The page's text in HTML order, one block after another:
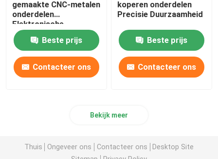
gemaakte CNC-metalen
onderdelen
Elektronische
componenten
Beste prijs
Contacteer ons
koperen onderdelen
Precisie Duurzaamheid
Beste prijs
Contacteer ons
Bekijk meer
Thuis Ongeveer ons Contacteer ons
Desktop Site